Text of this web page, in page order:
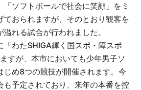
「ソフトボールで社会に笑顔」をミ
ておられますが、そのとおり観客を
れる試合が行われました。
わたSHIGA輝く国スポ・障スポ
すが、本市においても少年男子ソ
じめ8つの競技が開催されます。今
も予定されており、来年の本番を控